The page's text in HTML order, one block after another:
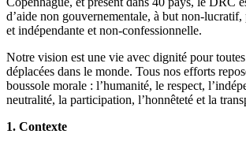
d’aide non gouvernementale, à but non-
et indépendante et non-confessionnelle.
Notre vision est une vie avec dignité pour
déplacées dans le monde. Tous nos efforts
boussole morale : l’humanité, le respect,
neutralité, la participation, l’honnêteté et la
1. Contexte